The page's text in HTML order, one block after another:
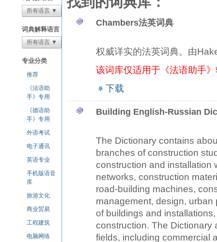
所有语言 ▼
词典解释语言
所有语言 ▼
专业分类
推荐
《法语助
手》专用
《德语助
手》专用
外语考试
电子通讯
英语专业
手机版语音
库
旅游文化
商业贸易
工程建筑
电脑网络
Chambers法英词典
权威详实的法英词典。由
该词库仅适用于《法语助手
下载
Building English-Russian
The Dictionary contains
branches of construction
construction and installation
networks, construction
road-building machines,
management, design,
of buildings and
construction. The Dictionary
fields, including commercial